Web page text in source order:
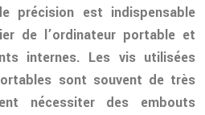
précision est indispensable
de l’ordinateur portable et
internes. Les vis utilisées
sont souvent de très
nécessiter des embouts